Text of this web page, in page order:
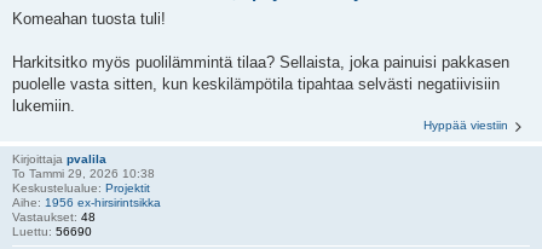
Komeahan tuosta tuli!
Harkitsitko myös puolilämmintä tilaa? Sellaista, joka painuisi pakkasen
puolelle vasta sitten, kun keskilämpötila tipahtaa selvästi negatiivisiin
lukemiin.
Hyppää viestiin
Kirjoittaja pvalila
To Tammi 29, 2026 10:38
Keskustelualue: Projektit
Aihe: 1956 ex-hirsirintsikka
Vastaukset: 48
Luettu: 56690